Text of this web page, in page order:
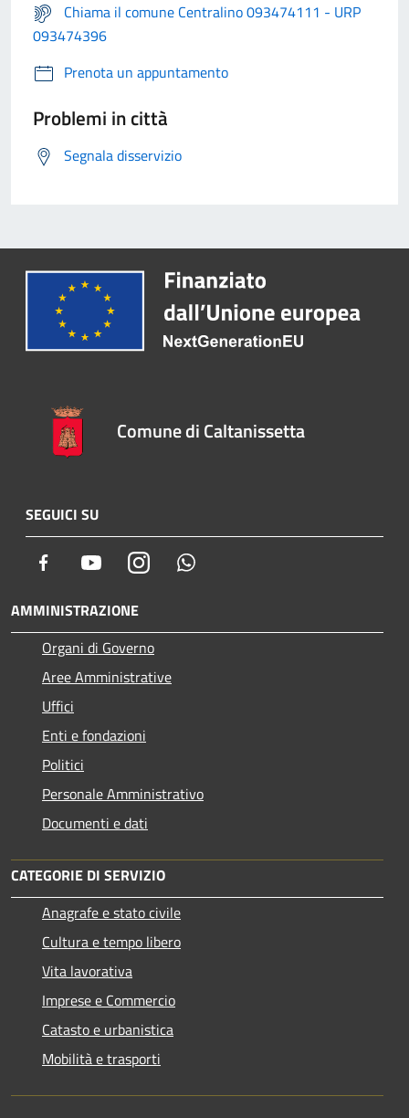
Chiama il comune Centralino 093474111 - URP
093474396
Prenota un appuntamento
Problemi in città
Segnala disservizio
Comune di Caltanissetta
SEGUICI SU
Facebook YoutubeInstagram
AMMINISTRAZIONE
Organi di Governo
Aree Amministrative
Uffici
Enti e fondazioni
Politici
Personale Amministrativo
Documenti e dati
CATEGORIE DI SERVIZIO
Anagrafe e stato civile
Cultura e tempo libero
Vita lavorativa
Imprese e Commercio
Catasto e urbanistica
Mobilità e trasporti